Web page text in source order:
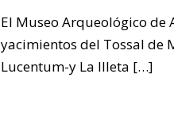
El Museo Arqueológico de
yacimientos del Tossal de
Lucentum-y La Illeta […]